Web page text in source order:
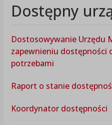
Dostępny
Dostosowywanie Urzędu
zapewnieniu dostępności
potrzebami
Raport o stanie
Koordynator dostępności